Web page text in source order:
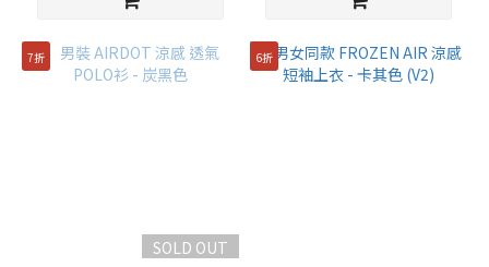
7折
SOLD OUT
6折